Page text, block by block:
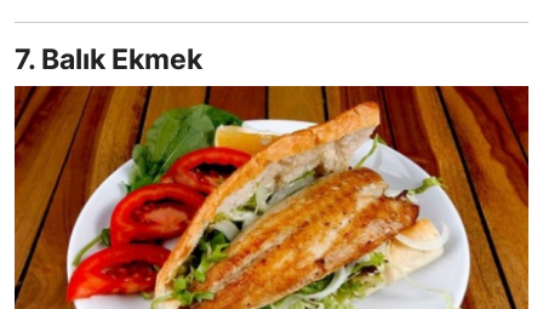
7. Balık Ekmek